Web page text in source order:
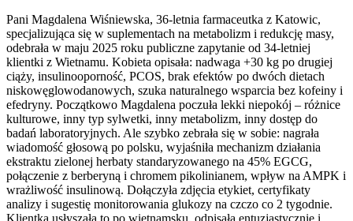
Pani Magdalena Wiśniewska, 36-letnia farmaceutka z Katowic,
specjalizująca się w suplementach na metabolizm i redukcję masy,
odebrała w maju 2025 roku publiczne zapytanie od 34-letniej
klientki z Wietnamu. Kobieta opisała: nadwaga +30 kg po drugiej
ciąży, insulinooporność, PCOS, brak efektów po dwóch dietach
niskowęglowodanowych, szuka naturalnego wsparcia bez kofeiny i
efedryny. Początkowo Magdalena poczuła lekki niepokój – różnice
kulturowe, inny typ sylwetki, inny metabolizm, inny dostęp do
badań laboratoryjnych. Ale szybko zebrała się w sobie: nagrała
wiadomość głosową po polsku, wyjaśniła mechanizm działania
ekstraktu zielonej herbaty standaryzowanego na 45% EGCG,
połączenie z berberyną i chromem pikolinianem, wpływ na AMPK i
wrażliwość insulinową. Dołączyła zdjęcia etykiet, certyfikaty
analizy i sugestię monitorowania glukozy na czczo co 2 tygodnie.
Klientka usłyszała to po wietnamsku, odpisała entuzjastycznie i